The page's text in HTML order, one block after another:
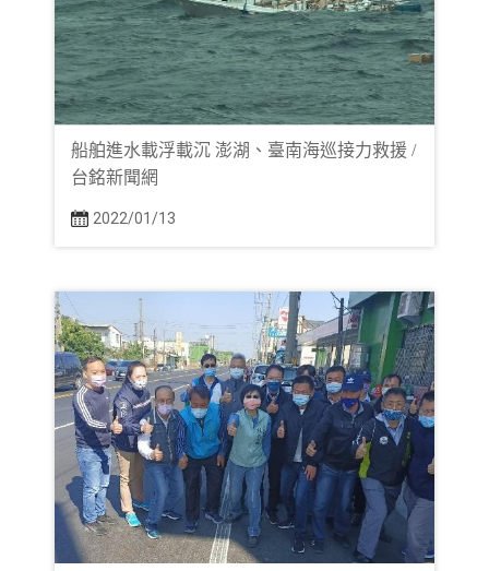
船舶進水載浮載沉 澎湖、臺南海巡接力救援 /
台銘新聞網
2022/01/13